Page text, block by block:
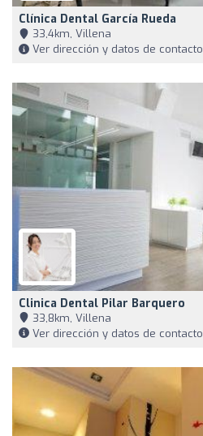
Clínica Dental García Rueda
33,4km, Villena
Ver dirección y datos de contacto
Clinica Dental Pilar Barquero
33,8km, Villena
Ver dirección y datos de contacto